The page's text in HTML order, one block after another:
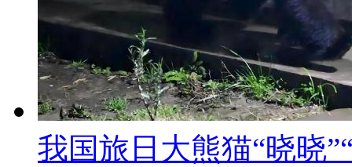
我国旅日大熊猫“晓晓